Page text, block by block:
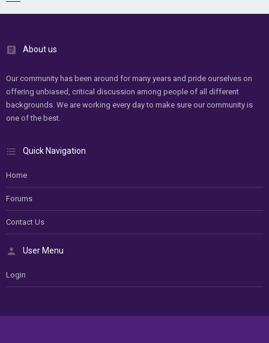
About us
Our community has been around for many years and pride ourselves on
offering unbiased, critical discussion among people of all different
backgrounds. We are working every day to make sure our community is
one of the best.
Quick Navigation
Home
Forums
Contact Us
User Menu
Login